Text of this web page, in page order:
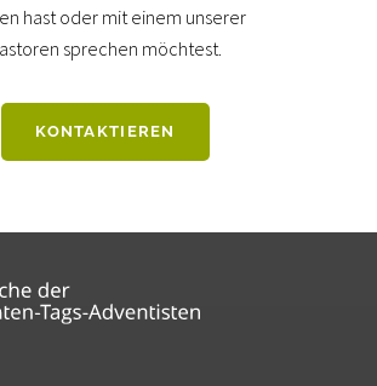
hast oder mit einem unserer
sprechen möchtest.
KONTAKTIEREN